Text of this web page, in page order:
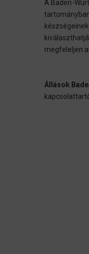
A Baden-
megfeleljen
Állások